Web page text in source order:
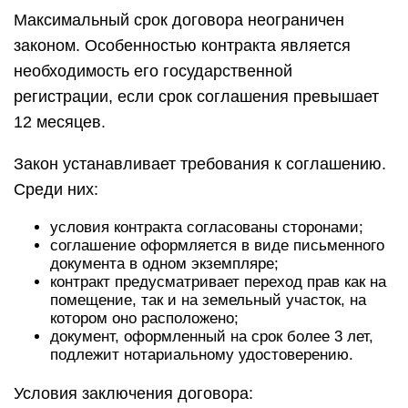
Максимальный срок договора неограничен
законом. Особенностью контракта является
необходимость его государственной
регистрации, если срок соглашения превышает
12 месяцев.
Закон устанавливает требования к соглашению.
Среди них:
условия контракта согласованы сторонами;
соглашение оформляется в виде письменного
документа в одном экземпляре;
контракт предусматривает переход прав как на
помещение, так и на земельный участок, на
котором оно расположено;
документ, оформленный на срок более 3 лет,
подлежит нотариальному удостоверению.
Условия заключения договора: